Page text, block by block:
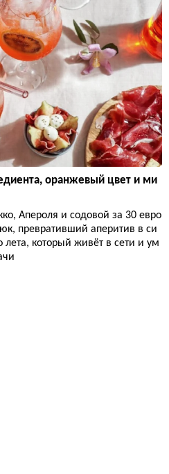
оранжевый цвет и ми
Апероля и содовой за 30 евро
превративший аперитив в си
лета, который живёт в сети и ум